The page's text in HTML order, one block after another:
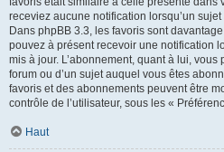
receviez aucune notification lorsqu’un
Dans phpBB 3.3, les favoris sont
pouvez à présent recevoir une notification
mis à jour. L’abonnement, quant à lui, vous
forum ou d’un sujet auquel vous êtes
favoris et des abonnements peuvent être
contrôle de l’utilisateur, sous les «
Haut